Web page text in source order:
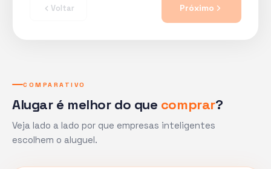
Voltar Próximo
COMPARATIVO
Alugar é melhor do que comprar?
Veja lado a lado por que empresas inteligentes
escolhem o aluguel.